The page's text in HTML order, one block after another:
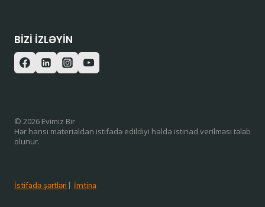
BIZI IZLƏYIN
© 2026 Evimiz Bir
Hər hansı materialdan istifadə edildiyi halda istinad verilməsi tələb
olunur.
İstifadə şərtləri İmtina